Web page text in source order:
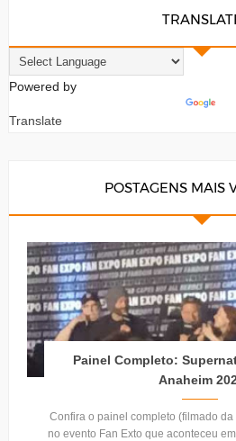
Powered by
Translate
POSTAGENS MAIS
Painel Completo:
Anaheim
Confira o painel completo (filmado
no evento Fan Exto que aconteceu